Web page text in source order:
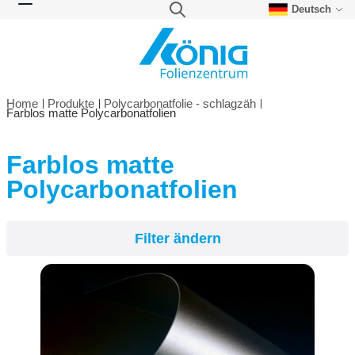
Suche
Deutsch
Home Produkte Polycarbonatfolie - schlagzäh
Farblos matte Polycarbonatfolien
Filter ändern
Farblos matte
Polycarbonatfolien
Filter ändern